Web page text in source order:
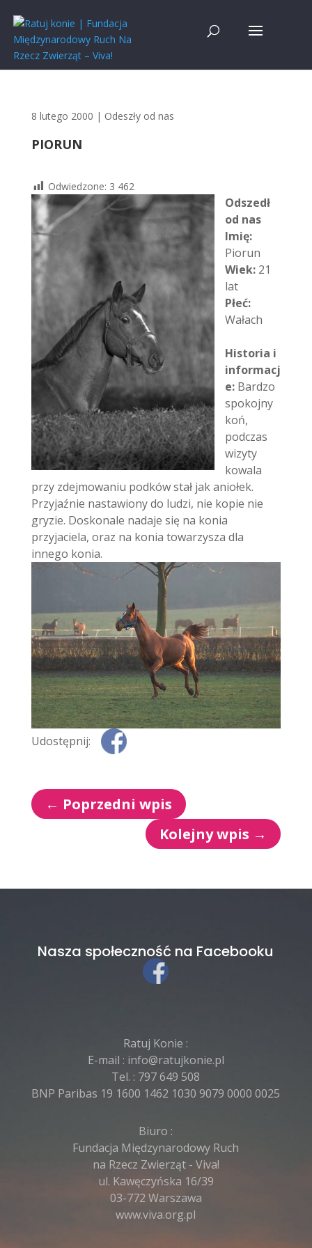
8 lutego 2000 | Odeszły od nas
PIORUN
Odwiedzone: 3 462
Odszedł
od nas
Imię:
Piorun
Wiek: 21
lat
Płeć:
Wałach
Historia i
informacj
e: Bardzo
spokojny
koń,
podczas
wizyty
kowala
przy zdejmowaniu podków stał jak aniołek.
Przyjaźnie nastawiony do ludzi, nie kopie nie
gryzie. Doskonale nadaje się na konia
przyjaciela, oraz na konia towarzysza dla
innego konia.
Udostępnij:
← Poprzedni wpis
Kolejny wpis →
Nasza społeczność na Facebooku
Ratuj Konie :
E-mail : info@ratujkonie.pl
Tel. : 797 649 508
BNP Paribas 19 1600 1462 1030 9079 0000 0025
Biuro :
Fundacja Międzynarodowy Ruch
na Rzecz Zwierząt - Viva!
ul. Kawęczyńska 16/39
03-772 Warszawa
www.viva.org.pl